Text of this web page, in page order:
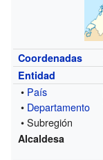
Coordenadas
Entidad
• País
• Departamento
• Subregión
Alcaldesa